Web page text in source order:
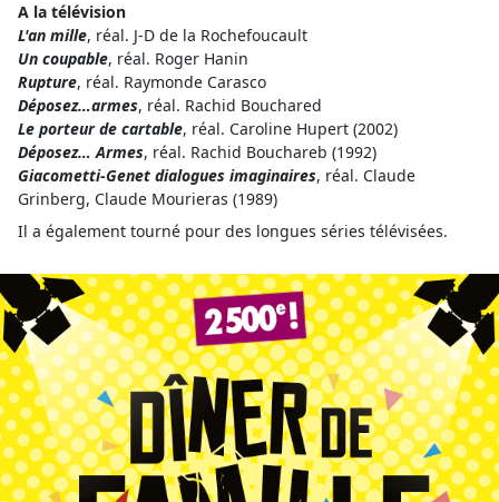
A la télévision
L'an mille, réal. J-D de la Rochefoucault
Un coupable, réal. Roger Hanin
Rupture, réal. Raymonde Carasco
Déposez…armes, réal. Rachid Bouchared
Le porteur de cartable, réal. Caroline Hupert (2002)
Déposez… Armes, réal. Rachid Bouchareb (1992)
Giacometti-Genet dialogues imaginaires, réal. Claude
Grinberg, Claude Mourieras (1989)
Il a également tourné pour des longues séries télévisées.